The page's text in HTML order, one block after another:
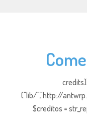
("lib/","http://
$creditos =